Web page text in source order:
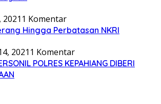
1 Komentar
Hingga Perbatasan NKRI
2021 1 Komentar
POLRES KEPAHIANG DIBERI